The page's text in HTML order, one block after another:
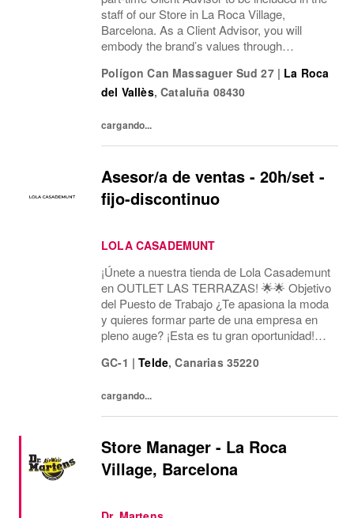
staff of our Store in La Roca Village,
Barcelona. As a Client Advisor, you will
embody the brand’s values through
communication style and a passion for
delivering exceptional...
Polígon Can Massaguer Sud 27 | La Roca
del Vallès,Cataluña 08430
cargando...
Asesor/a de ventas - 20h/set -
fijo-discontinuo
LOLA CASADEMUNT
¡Únete a nuestra tienda de Lola Casademunt
en OUTLET LAS TERRAZAS! 🌟🌟 Objetivo
del Puesto de Trabajo ¿Te apasiona la moda
y quieres formar parte de una empresa en
pleno auge? ¡Esta es tu gran oportunidad!
para nuestra tienda en Lola Casademunt
GC-1 | Telde,Canarias 35220
cargando...
Store Manager - La Roca
Village, Barcelona